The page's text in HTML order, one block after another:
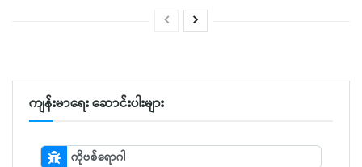
ကျန်းမာရေး ဆောင်းပါးများ
ကိုဗစ်ရောဂါ